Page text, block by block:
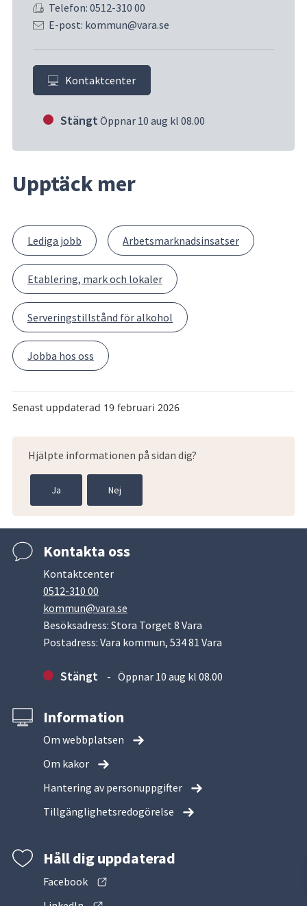
Telefon: 0512-310 00
E-post: kommun@vara.se
Kontaktcenter
Stängt Öppnar 10 aug kl 08.00
Upptäck mer
Lediga jobb Arbetsmarknadsinsatser
Etablering, mark och lokaler
Serveringstillstånd för alkohol
Jobba hos oss
Senast uppdaterad 19 februari 2026
Hjälpte informationen på sidan dig?
Ja Nej
Kontakta oss
Kontaktcenter
0512-310 00
kommun@vara.se
Besöksadress: Stora Torget 8 Vara
Postadress: Vara kommun, 534 81 Vara
Stängt Öppnar 10 aug kl 08.00
Information
Om webbplatsen
Om kakor
Hantering av personuppgifter
Tillgänglighetsredogörelse
Håll dig uppdaterad
Facebook